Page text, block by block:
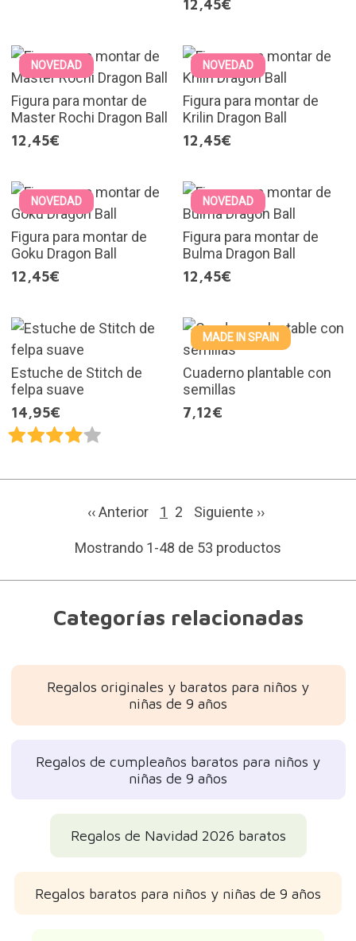
12,45€
NOVEDAD
Figura para montar de
Master Rochi Dragon Ball
12,45€
NOVEDAD
Figura para montar de
Krilin Dragon Ball
12,45€
NOVEDAD
Figura para montar de
Goku Dragon Ball
12,45€
NOVEDAD
Figura para montar de
Bulma Dragon Ball
12,45€
Estuche de Stitch de
felpa suave
14,95€
MADE IN SPAIN
Cuaderno plantable con
semillas
7,12€
‹‹ Anterior 1 2 Siguiente ››
Mostrando 1-48 de 53 productos
Categorías relacionadas
Regalos originales y baratos para niños y
niñas de 9 años
Regalos de cumpleaños baratos para niños y
niñas de 9 años
Regalos de Navidad 2026 baratos
Regalos baratos para niños y niñas de 9 años